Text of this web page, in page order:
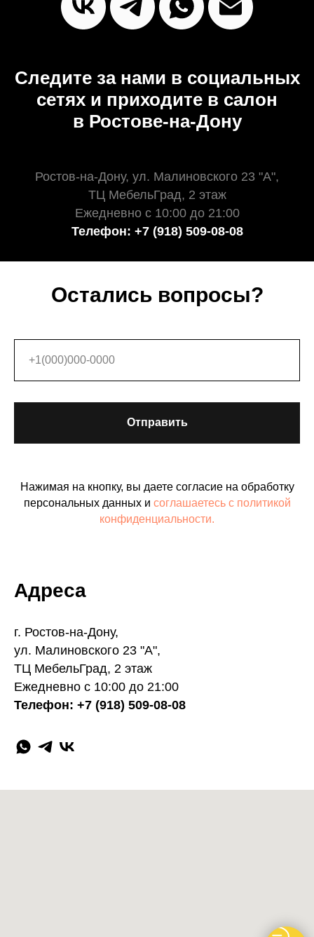
Следите за нами в социальных
сетях и приходите в салон
в Ростове-на-Дону
Ростов-на-Дону, ул. Малиновского 23 "А",
ТЦ МебельГрад, 2 этаж
Ежедневно с 10:00 до 21:00
Телефон: +7 (918) 509-08-08
Остались вопросы?
Отправить
Нажимая на кнопку, вы даете согласие на обработку
персональных данных и соглашаетесь c политикой
конфиденциальности.
Адреса
г. Ростов-на-Дону,
ул. Малиновского 23 "А",
ТЦ МебельГрад, 2 этаж
Ежедневно с 10:00 до 21:00
Телефон: +7 (918) 509-08-08